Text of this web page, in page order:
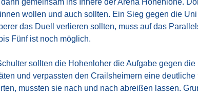
wollen und auch sollten. Ein Sieg gegen die
das Duell verlieren sollten, muss auf das
Fünf ist noch möglich.
sollten die Hohenloher die Aufgabe gegen
und verpassten den Crailsheimern eine
mussten sie nach und nach abreißen lassen.